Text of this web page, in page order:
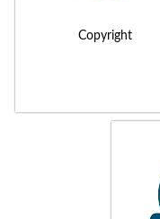
Copyright